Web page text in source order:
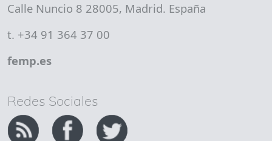
Calle Nuncio 8 28005, Madrid. España
t. +34 91 364 37 00
femp.es
Redes Sociales